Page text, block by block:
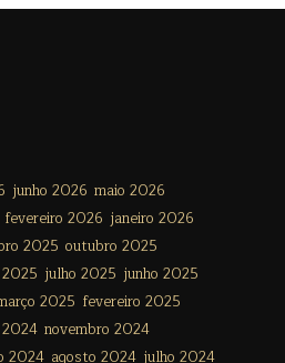
junho 2026 maio 2026
fevereiro 2026 janeiro 2026
2025 outubro 2025
julho 2025 junho 2025
2025 fevereiro 2025
novembro 2024
2024 agosto 2024 julho 2024